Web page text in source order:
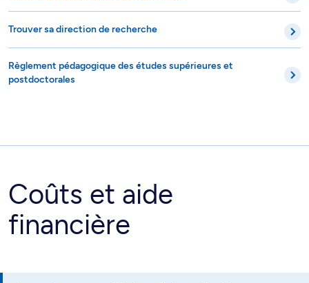
Trouver sa direction de recherche
Règlement pédagogique des études supérieures et
postdoctorales
Coûts et aide
financière